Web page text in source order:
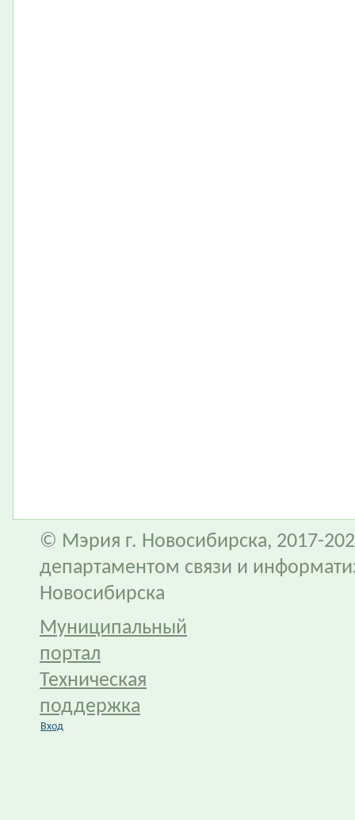
© Мэрия г. Новосибирска, 2017-
департаментом связи и
Новосибирска
Муниципальный
портал
Техническая
поддержка
Вход